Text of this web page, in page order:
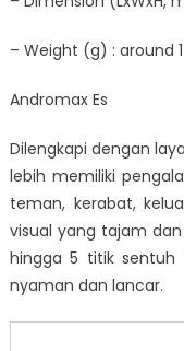
– Weight (g) : around
Andromax Es
Dilengkapi dengan
lebih memiliki
teman, kerabat,
visual yang tajam
hingga 5 titik sentuh
nyaman dan lancar.